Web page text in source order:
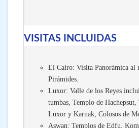
VISITAS INCLUIDAS
El Cairo: Visita Panorámica al
Pirámides.
Luxor: Valle de los Reyes
tumbas, Templo de Hachepsut,
Luxor y Karnak, Colosos de
Aswan: Templos de Edfu,